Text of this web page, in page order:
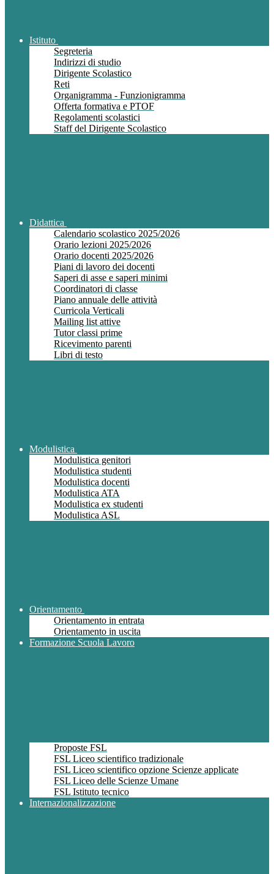
Istituto
Segreteria
Indirizzi di studio
Dirigente Scolastico
Reti
Organigramma - Funzionigramma
Offerta formativa e PTOF
Regolamenti scolastici
Staff del Dirigente Scolastico
Didattica
Calendario scolastico 2025/2026
Orario lezioni 2025/2026
Orario docenti 2025/2026
Piani di lavoro dei docenti
Saperi di asse e saperi minimi
Coordinatori di classe
Piano annuale delle attività
Curricola Verticali
Mailing list attive
Tutor classi prime
Ricevimento parenti
Libri di testo
Modulistica
Modulistica genitori
Modulistica studenti
Modulistica docenti
Modulistica ATA
Modulistica ex studenti
Modulistica ASL
Orientamento
Orientamento in entrata
Orientamento in uscita
Formazione Scuola Lavoro
Proposte FSL
FSL Liceo scientifico tradizionale
FSL Liceo scientifico opzione Scienze applicate
FSL Liceo delle Scienze Umane
FSL Istituto tecnico
Internazionalizzazione